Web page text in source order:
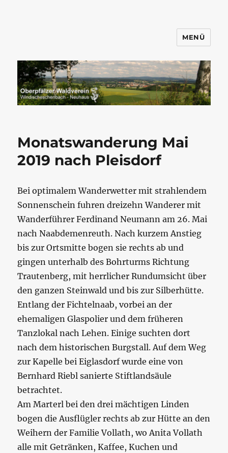
Windischeschenbach-Neuhaus
MENÜ
Monatswanderung Mai
2019 nach Pleisdorf
Bei optimalem Wanderwetter mit strahlendem
Sonnenschein fuhren dreizehn Wanderer mit
Wanderführer Ferdinand Neumann am 26. Mai
nach Naabdemenreuth. Nach kurzem Anstieg
bis zur Ortsmitte bogen sie rechts ab und
gingen unterhalb des Bohrturms Richtung
Trautenberg, mit herrlicher Rundumsicht über
den ganzen Steinwald und bis zur Silberhütte.
Entlang der Fichtelnaab, vorbei an der
ehemaligen Glaspolier und dem früheren
Tanzlokal nach Lehen. Einige suchten dort
nach dem historischen Burgstall. Auf dem Weg
zur Kapelle bei Eiglasdorf wurde eine von
Bernhard Riebl sanierte Stiftlandsäule
betrachtet.
Am Marterl bei den drei mächtigen Linden
bogen die Ausflügler rechts ab zur Hütte an den
Weihern der Familie Vollath, wo Anita Vollath
alle mit Getränken, Kaffee, Kuchen und